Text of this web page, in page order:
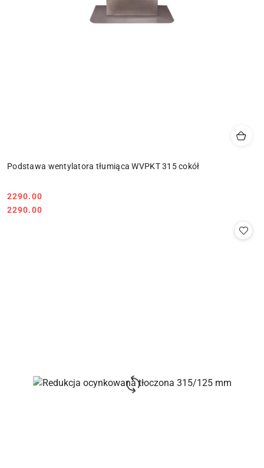
Podstawa wentylatora tłumiąca WVPKT 315 cokół
Cena:
2290.00
Cena:
2290.00